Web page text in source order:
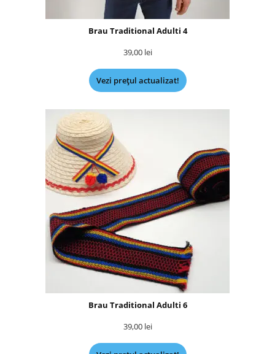
Brau Traditional Adulti 4
39,00 lei
Vezi prețul actualizat!
Brau Traditional Adulti 6
39,00 lei